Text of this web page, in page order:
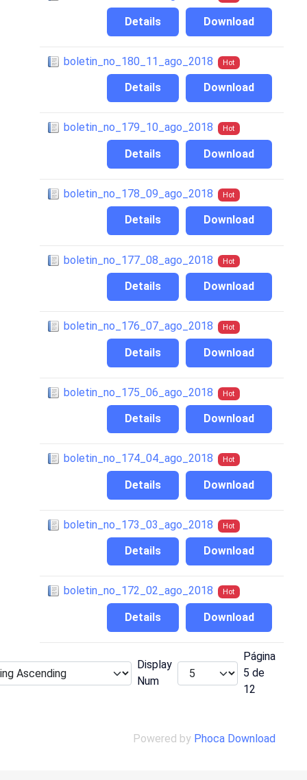
Download
Details
boletin_no_180_11_ago_2018 Hot
Download
Details
boletin_no_179_10_ago_2018 Hot
Download
Details
boletin_no_178_09_ago_2018 Hot
Download
Details
boletin_no_177_08_ago_2018 Hot
Download
Details
boletin_no_176_07_ago_2018 Hot
Download
Details
boletin_no_175_06_ago_2018 Hot
Download
Details
boletin_no_174_04_ago_2018 Hot
Download
Details
boletin_no_173_03_ago_2018 Hot
Download
Details
boletin_no_172_02_ago_2018 Hot
Download
Details
Display
Num
Página
5 de
12
Powered by Phoca Download